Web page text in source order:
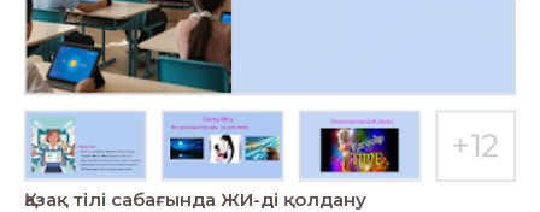
Қазақ тілі сабағында ЖИ-ді қолдану